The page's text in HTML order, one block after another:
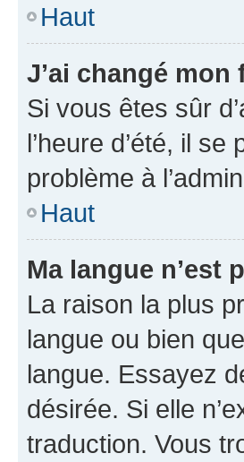
Haut
J’ai changé
Si vous êtes sûr
l’heure d’été, il
problème à
Haut
Ma langue n’est
La raison la plus
langue ou bien
langue. Essayez
désirée. Si elle
traduction. Vous